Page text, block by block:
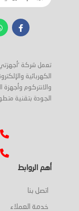
تعمل شركة 'أجهزتي'
الكهربائية
والانتركوم وأجهزة
الجودة بتقنية
أهم الروابط
اتصل بنا
خدمة العملاء